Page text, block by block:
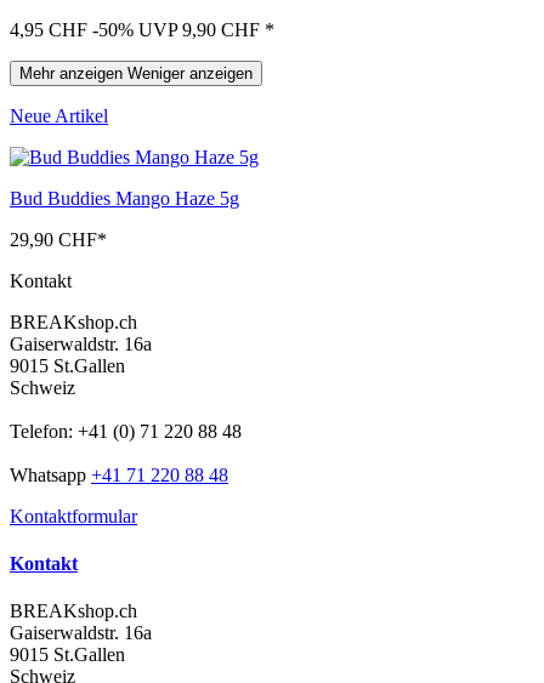
4,95 CHF -50% UVP 9,90 CHF *
Mehr anzeigen Weniger anzeigen
Neue Artikel
Bud Buddies Mango Haze 5g
29,90 CHF*
Kontakt
BREAKshop.ch
Gaiserwaldstr. 16a
9015 St.Gallen
Schweiz
Telefon: +41 (0) 71 220 88 48
Whatsapp +41 71 220 88 48
Kontaktformular
Kontakt
BREAKshop.ch
Gaiserwaldstr. 16a
9015 St.Gallen
Schweiz